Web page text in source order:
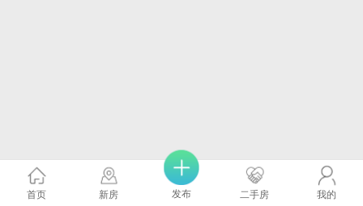
首页 新房 发布 二手房 我的